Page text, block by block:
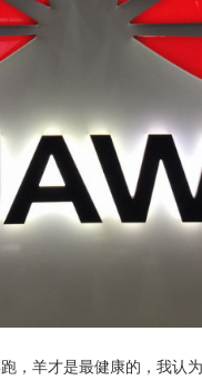
，羊才是最健康的，我认